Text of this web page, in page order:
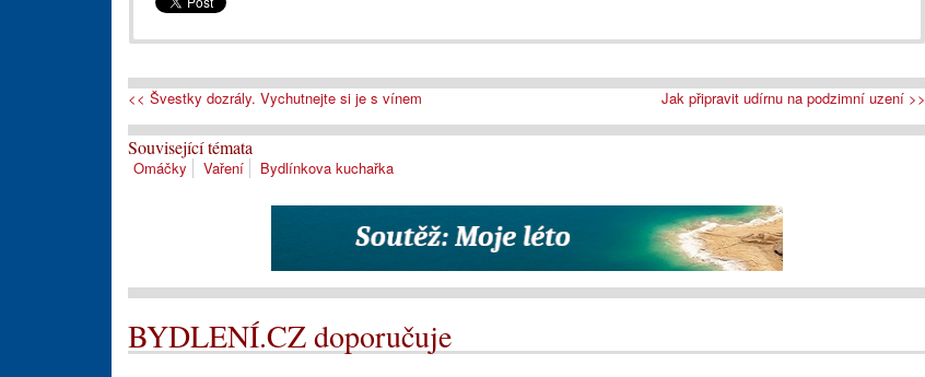
<< Švestky dozrály. Vychutnejte si je s vínem Jak připravit udírnu na podzimní uzení >>
Související témata
Omáčky Vaření Bydlínkova kuchařka
BYDLENÍ.CZ doporučuje